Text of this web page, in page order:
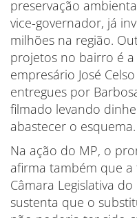
preservação
vice-governador, já
milhões na região.
projetos no bairro é
empresário José
entregues por
filmado levando
abastecer o esquema.
Na ação do MP, o
afirma também que
Câmara Legislativa
sustenta que o